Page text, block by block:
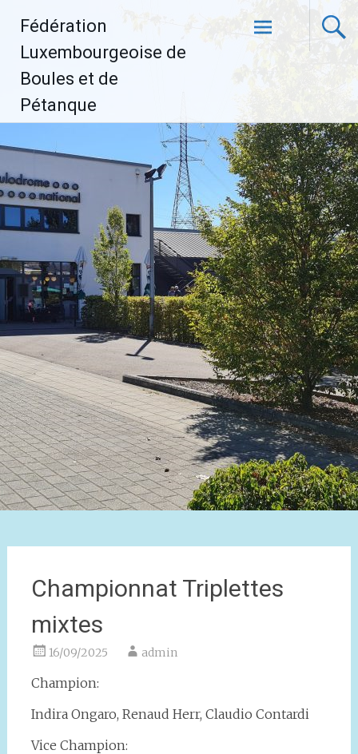
contenu
Fédération
Luxembourgeoise de
Boules et de
Pétanque
Championnat Triplettes
mixtes
16/09/2025 admin
Champion:
Indira Ongaro, Renaud Herr, Claudio Contardi
Vice Champion: